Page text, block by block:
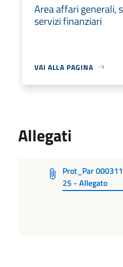
Area affari generali,
servizi finanziari
VAI ALLA PAGINA
Allegati
Prot_Par
25 - Allegato